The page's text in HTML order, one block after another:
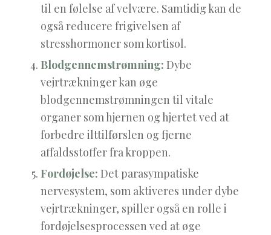
til en følelse af velvære. Samtidig kan de
også reducere frigivelsen af
stresshormoner som kortisol.
Blodgennemstrømning: Dybe
vejrtrækninger kan øge
blodgennemstrømningen til vitale
organer som hjernen og hjertet ved at
forbedre ilttilførslen og fjerne
affaldsstoffer fra kroppen.
Fordøjelse: Det parasympatiske
nervesystem, som aktiveres under dybe
vejrtrækninger, spiller også en rolle i
fordøjelsesprocessen ved at øge